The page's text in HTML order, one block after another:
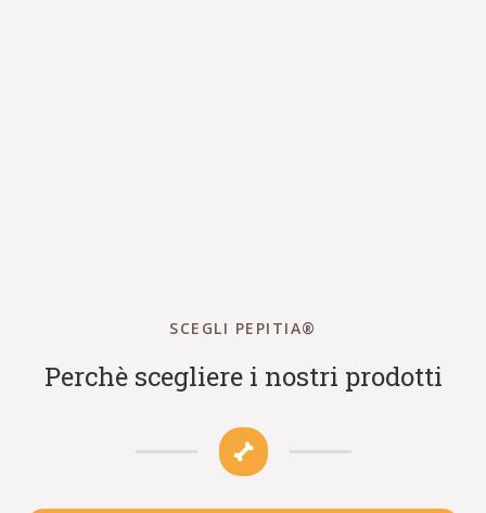
SCEGLI PEPITIA®
Perchè scegliere i nostri prodotti